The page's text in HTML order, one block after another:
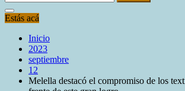
Estás acá
Inicio
2023
septiembre
12
Melella destacó el compromiso de los